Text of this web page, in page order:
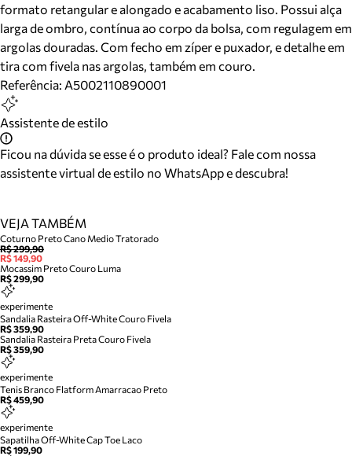
formato retangular e alongado e acabamento liso. Possui alça
larga de ombro, contínua ao corpo da bolsa, com regulagem em
argolas douradas. Com fecho em zíper e puxador, e detalhe em
tira com fivela nas argolas, também em couro.
Referência: A5002110890001
Assistente de estilo
Ficou na dúvida se esse é o produto ideal? Fale com nossa
assistente virtual de estilo no WhatsApp e descubra!
VEJA TAMBÉM
Coturno Preto Cano Medio Tratorado
R$ 299,90
R$ 149,90
Mocassim Preto Couro Luma
R$ 299,90
experimente
Sandalia Rasteira Off-White Couro Fivela
R$ 359,90
Sandalia Rasteira Preta Couro Fivela
R$ 359,90
experimente
Tenis Branco Flatform Amarracao Preto
R$ 459,90
experimente
Sapatilha Off-White Cap Toe Laco
R$ 199,90